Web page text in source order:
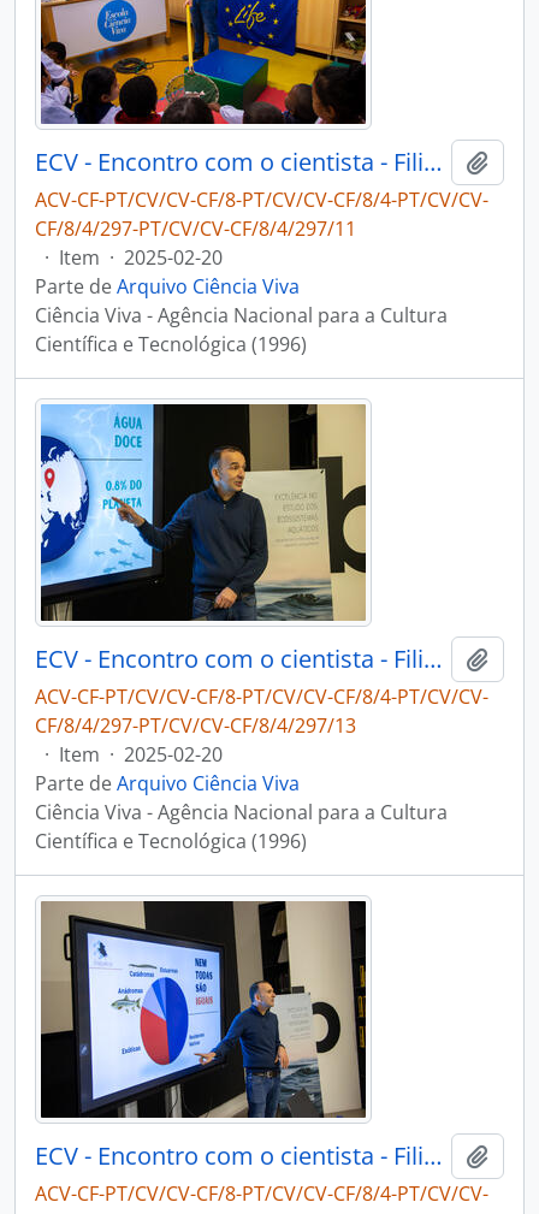
ECV - Encontro com o cientista - Filipe Ribeiro e Diogo Ribeiro
ACV-CF-PT/CV/CV-CF/8-PT/CV/CV-CF/8/4-PT/CV/CV-
CF/8/4/297-PT/CV/CV-CF/8/4/297/11
· Item · 2025-02-20
Parte deArquivo Ciência Viva
Ciência Viva - Agência Nacional para a Cultura
Científica e Tecnológica (1996)
ECV - Encontro com o cientista - Filipe Ribeiro e Diogo Ribeiro
ACV-CF-PT/CV/CV-CF/8-PT/CV/CV-CF/8/4-PT/CV/CV-
CF/8/4/297-PT/CV/CV-CF/8/4/297/13
· Item · 2025-02-20
Parte deArquivo Ciência Viva
Ciência Viva - Agência Nacional para a Cultura
Científica e Tecnológica (1996)
ECV - Encontro com o cientista - Filipe Ribeiro e Diogo Ribeiro
ACV-CF-PT/CV/CV-CF/8-PT/CV/CV-CF/8/4-PT/CV/CV-